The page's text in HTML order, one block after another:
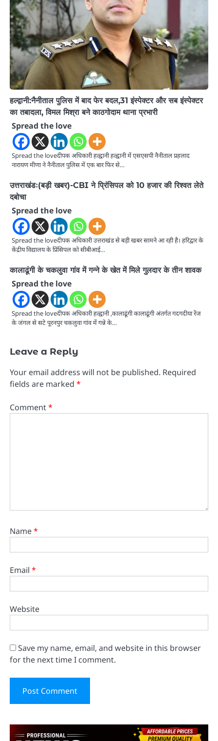
हल्द्वानी:नैनीताल पुलिस में बाद फेर बदल,31 इंस्पेक्टर और सब इंस्पेक्टर
का तबादला, विमल मिश्रा बने काठगोदाम थाना प्रभारी
Spread the love
Spread the loveदीपक अधिकारी हल्द्वानी हल्द्वानी में एसएसपी नैनीताल प्रहलाद
नारायण मीणा ने नैनीताल पुलिस में एक बार फिर से…
उत्तराखंडः(बड़ी खबर)-CBI ने प्रिंसिपल को 10 हजार की रिश्वत लेते
दबोचा
Spread the love
Spread the loveदीपक अधिकारी उत्तराखंड से बड़ी खबर सामने आ रही है। हरिद्वार के
केंद्रीय विद्यालय के प्रिंसिपल को सीबीआई…
कालाढूंगी के चकलुवा गांव में गन्ने के खेत में मिले गुलदार के तीन शावक
Spread the love
Spread the loveदीपक अधिकारी हल्द्वानी ,कालाढूंगी कालाढूंगी अंतर्गत गदगदीया रेंज
के जंगल से सटे पूरनपुर चकलुवा गांव में गन्ने के…
Leave a Reply
Your email address will not be published. Required
fields are marked *
Comment*
Name*
Email *
Website
Save my name, email, and website in this browser
for the next time I comment.